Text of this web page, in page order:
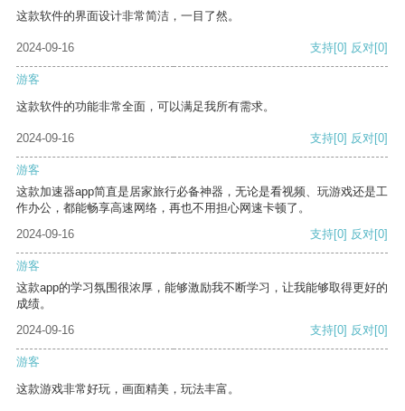
这款软件的界面设计非常简洁，一目了然。
2024-09-16 支持[0] 反对[0]
游客
这款软件的功能非常全面，可以满足我所有需求。
2024-09-16 支持[0] 反对[0]
游客
这款加速器app简直是居家旅行必备神器，无论是看视频、玩游戏还是工
作办公，都能畅享高速网络，再也不用担心网速卡顿了。
2024-09-16
支持[0] 反对[0]
游客
这款app的学习氛围很浓厚，能够激励我不断学习，让我能够取得更好的
成绩。
2024-09-16
支持[0] 反对[0]
游客
这款游戏非常好玩，画面精美，玩法丰富。